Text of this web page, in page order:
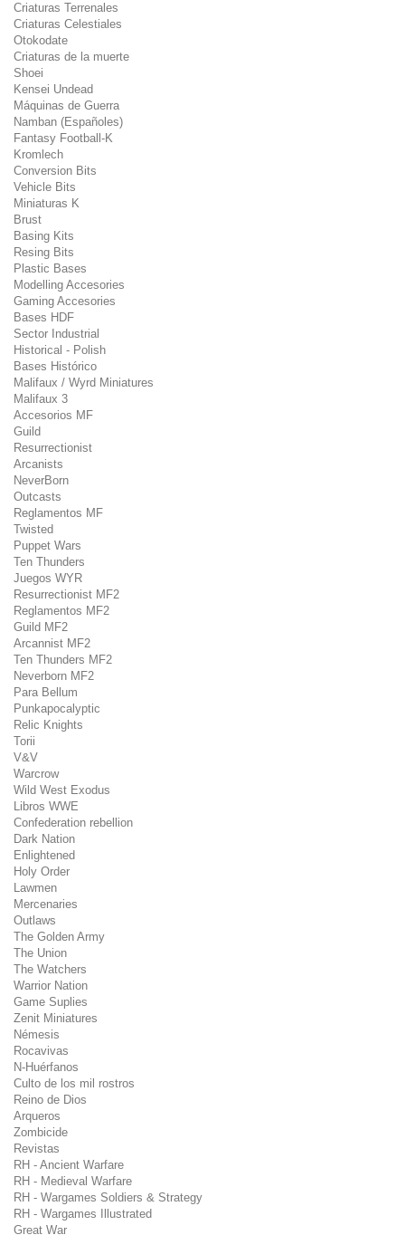
Criaturas Terrenales
Criaturas Celestiales
Otokodate
Criaturas de la muerte
Shoei
Kensei Undead
Máquinas de Guerra
Namban (Españoles)
Fantasy Football-K
Kromlech
Conversion Bits
Vehicle Bits
Miniaturas K
Brust
Basing Kits
Resing Bits
Plastic Bases
Modelling Accesories
Gaming Accesories
Bases HDF
Sector Industrial
Historical - Polish
Bases Histórico
Malifaux / Wyrd Miniatures
Malifaux 3
Accesorios MF
Guild
Resurrectionist
Arcanists
NeverBorn
Outcasts
Reglamentos MF
Twisted
Puppet Wars
Ten Thunders
Juegos WYR
Resurrectionist MF2
Reglamentos MF2
Guild MF2
Arcannist MF2
Ten Thunders MF2
Neverborn MF2
Para Bellum
Punkapocalyptic
Relic Knights
Torii
V&V
Warcrow
Wild West Exodus
Libros WWE
Confederation rebellion
Dark Nation
Enlightened
Holy Order
Lawmen
Mercenaries
Outlaws
The Golden Army
The Union
The Watchers
Warrior Nation
Game Suplies
Zenit Miniatures
Némesis
Rocavivas
N-Huérfanos
Culto de los mil rostros
Reino de Dios
Arqueros
Zombicide
Revistas
RH - Ancient Warfare
RH - Medieval Warfare
RH - Wargames Soldiers & Strategy
RH - Wargames Illustrated
Great War